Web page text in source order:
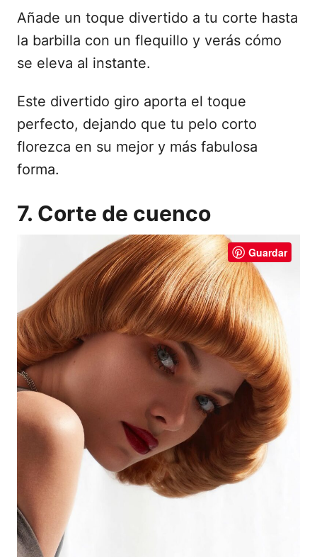
Añade un toque divertido a tu corte hasta
la barbilla con un flequillo y verás cómo
se eleva al instante.
Este divertido giro aporta el toque
perfecto, dejando que tu pelo corto
florezca en su mejor y más fabulosa
forma.
7. Corte de cuenco
Guardar